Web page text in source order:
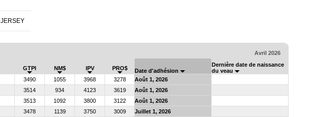
JERSEY
Avril 2026
GTPI NM$ IPV PRO$ Date d'adhésion
Dernière date de naissance
du veau
3490 1055 3968 3278
Août 1, 2026
3514 934 4123 3619
Août 1, 2026
3513 1092 3800 3122
Août 1, 2026
3478 1139 3750 3009
Juillet 1, 2026